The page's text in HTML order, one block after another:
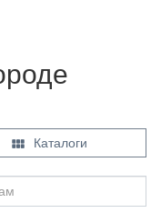
 Каталоги